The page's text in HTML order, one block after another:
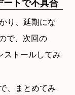
トで不具合
り、延期にな
で、次回の
ストールしてみ
、まとめてみ